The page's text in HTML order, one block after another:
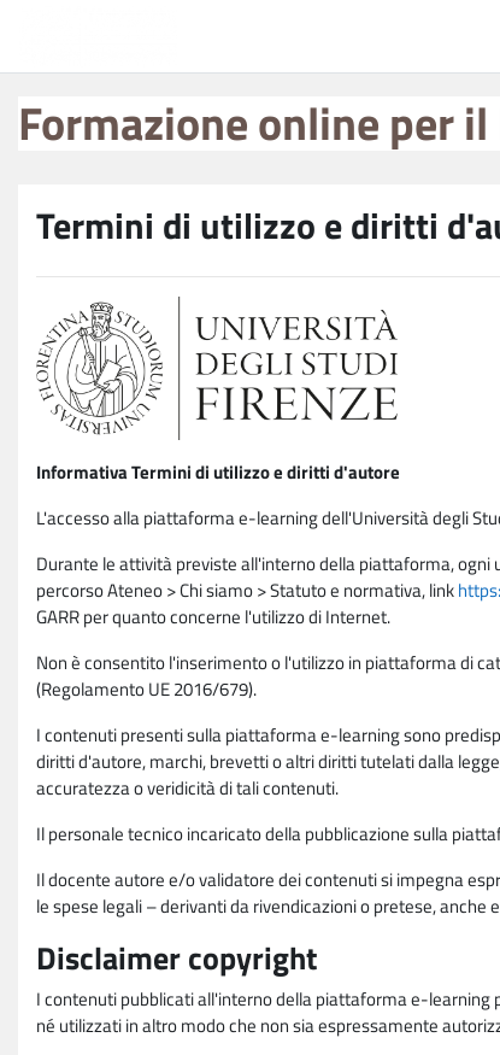
Formazione online per
Termini di utilizzo e diritti
Informativa Termini di utilizzo e diritti d'autore
L'accesso alla piattaforma e-learning dell'Università degli
Durante le attività previste all'interno della piattaforma,
percorso Ateneo > Chi siamo > Statuto e normativa, link
GARR per quanto concerne l'utilizzo di Internet.
Non è consentito l'inserimento o l'utilizzo in piattaforma di
(Regolamento UE 2016/679).
I contenuti presenti sulla piattaforma e-learning sono
diritti d'autore, marchi, brevetti o altri diritti tutelati dalla
accuratezza o veridicità di tali contenuti.
Il personale tecnico incaricato della pubblicazione sulla
Il docente autore e/o validatore dei contenuti si impegna
le spese legali – derivanti da rivendicazioni o pretese,
Disclaimer copyright
I contenuti pubblicati all'interno della piattaforma e-learning
né utilizzati in altro modo che non sia espressamente